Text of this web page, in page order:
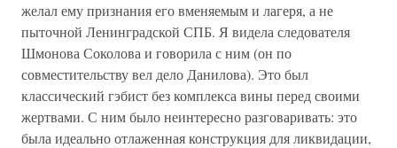
желал ему признания его вменяемым и лагеря, а не
пыточной Ленинградской СПБ. Я видела следователя
Шмонова Соколова и говорила с ним (он по
совместительству вел дело Данилова). Это был
классический гэбист без комплекса вины перед своими
жертвами. С ним было неинтересно разговаривать: это
была идеально отлаженная конструкция для ликвидации,